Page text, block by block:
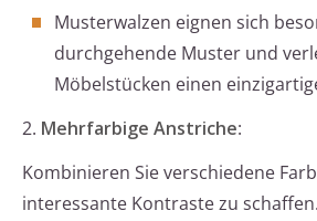
Musterwalzen eignen sich
durchgehende Muster und
Möbelstücken einen
2. Mehrfarbige Anstriche:
Kombinieren Sie verschiedene
interessante Kontraste zu